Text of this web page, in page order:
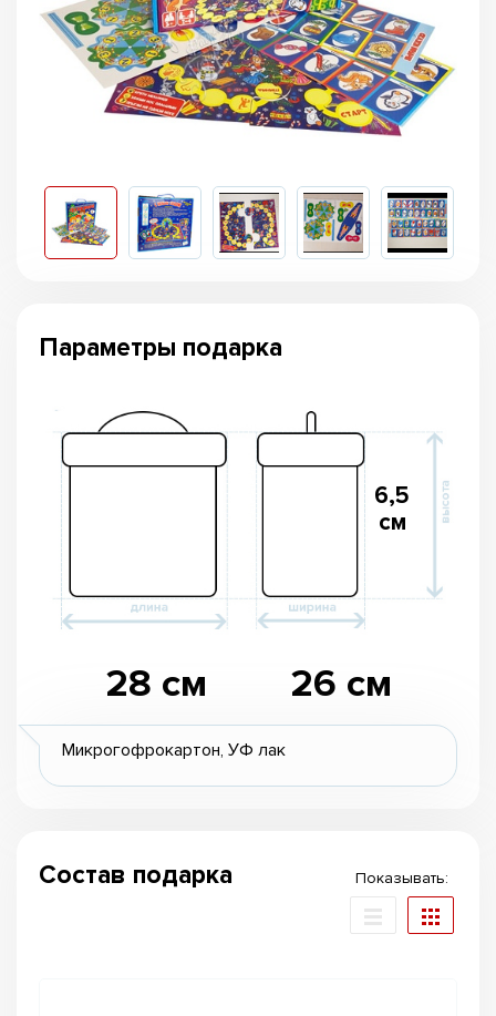
Параметры подарка
28 см 26 см
6,5
см
Микрогофрокартон, УФ лак
Состав подарка Показывать: